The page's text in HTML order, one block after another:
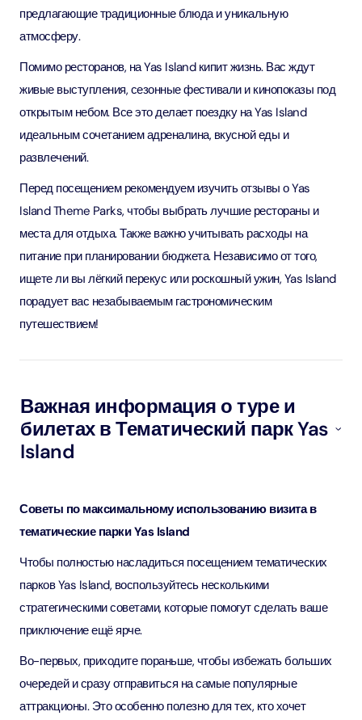
предлагающие традиционные блюда и уникальную
атмосферу.
Помимо ресторанов, на Yas Island кипит жизнь. Вас ждут
живые выступления, сезонные фестивали и кинопоказы под
открытым небом. Все это делает поездку на Yas Island
идеальным сочетанием адреналина, вкусной еды и
развлечений.
Перед посещением рекомендуем изучить отзывы о Yas
Island Theme Parks, чтобы выбрать лучшие рестораны и
места для отдыха. Также важно учитывать расходы на
питание при планировании бюджета. Независимо от того,
ищете ли вы лёгкий перекус или роскошный ужин, Yas Island
порадует вас незабываемым гастрономическим
путешествием!
Важная информация о туре и
билетах в Тематический парк Yas
Island
Советы по максимальному использованию визита в
тематические парки Yas Island
Чтобы полностью насладиться посещением тематических
парков Yas Island, воспользуйтесь несколькими
стратегическими советами, которые помогут сделать ваше
приключение ещё ярче.
Во-первых, приходите пораньше, чтобы избежать больших
очередей и сразу отправиться на самые популярные
аттракционы. Это особенно полезно для тех, кто хочет